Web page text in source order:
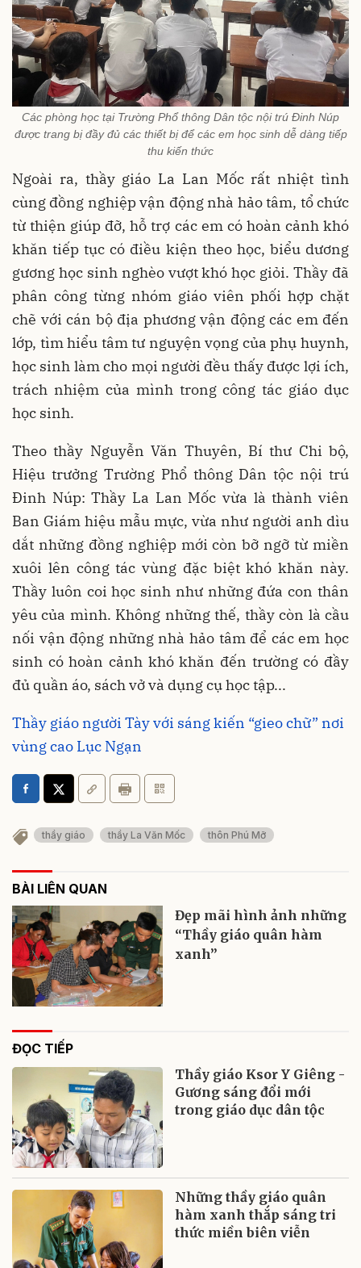
Các phòng học tại Trường Phổ thông Dân tộc nội trú Đinh Núp
được trang bị đầy đủ các thiết bị để các em học sinh dễ dàng tiếp
thu kiến thức
Ngoài ra, thầy giáo La Lan Mốc rất nhiệt tình
cùng đồng nghiệp vận động nhà hảo tâm, tổ chức
từ thiện giúp đỡ, hỗ trợ các em có hoàn cảnh khó
khăn tiếp tục có điều kiện theo học, biểu dương
gương học sinh nghèo vượt khó học giỏi. Thầy đã
phân công từng nhóm giáo viên phối hợp chặt
chẽ với cán bộ địa phương vận động các em đến
lớp, tìm hiểu tâm tư nguyện vọng của phụ huynh,
học sinh làm cho mọi người đều thấy được lợi ích,
trách nhiệm của mình trong công tác giáo dục
học sinh.
Theo thầy Nguyễn Văn Thuyên, Bí thư Chi bộ,
Hiệu trưởng Trường Phổ thông Dân tộc nội trú
Đinh Núp: Thầy La Lan Mốc vừa là thành viên
Ban Giám hiệu mẫu mực, vừa như người anh dìu
dắt những đồng nghiệp mới còn bỡ ngỡ từ miền
xuôi lên công tác vùng đặc biệt khó khăn này.
Thầy luôn coi học sinh như những đứa con thân
yêu của mình. Không những thế, thầy còn là cầu
nối vận động những nhà hảo tâm để các em học
sinh có hoàn cảnh khó khăn đến trường có đầy
đủ quần áo, sách vở và dụng cụ học tập...
Thầy giáo người Tày với sáng kiến “gieo chữ” nơi
vùng cao Lục Ngạn
thầy giáo thầy La Văn Mốc thôn Phú Mỡ
BÀI LIÊN QUAN
Đẹp mãi hình ảnh những
“Thầy giáo quân hàm
xanh”
ĐỌC TIẾP
Thầy giáo Ksor Y Giêng -
Gương sáng đổi mới
trong giáo dục dân tộc
Những thầy giáo quân
hàm xanh thắp sáng tri
thức miền biên viễn